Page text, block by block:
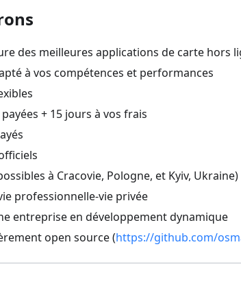
des meilleures applications de carte hors
à vos compétences et performances
+ 15 jours à vos frais
à Cracovie, Pologne, et Kyiv, Ukraine)
professionnelle-vie privée
entreprise en développement dynamique
open source (https://github.com/